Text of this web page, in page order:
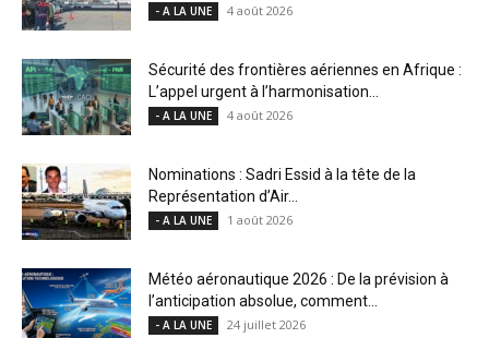
- A LA UNE 4 août 2026
Sécurité des frontières aériennes en Afrique :
L’appel urgent à l’harmonisation...
- A LA UNE 4 août 2026
Nominations : Sadri Essid à la tête de la
Représentation d’Air...
- A LA UNE 1 août 2026
Météo aéronautique 2026 : De la prévision à
l’anticipation absolue, comment...
- A LA UNE 24 juillet 2026